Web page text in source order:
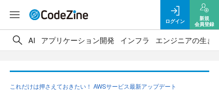
ログイン
新規
会員登録
AI アプリケーション開発 インフラ エンジニアの生き
これだけは押さえておきたい！ AWSサービス最新アップデート